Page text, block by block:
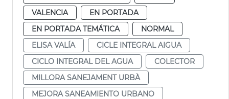
VALENCIA
EN PORTADA
EN PORTADA TEMÁTICA
NORMAL
ELISA VALÍA
CICLE INTEGRAL AIGUA
CICLO INTEGRAL DEL AGUA
COLECTOR
MILLORA SANEJAMENT URBÀ
MEJORA SANEAMIENTO URBANO